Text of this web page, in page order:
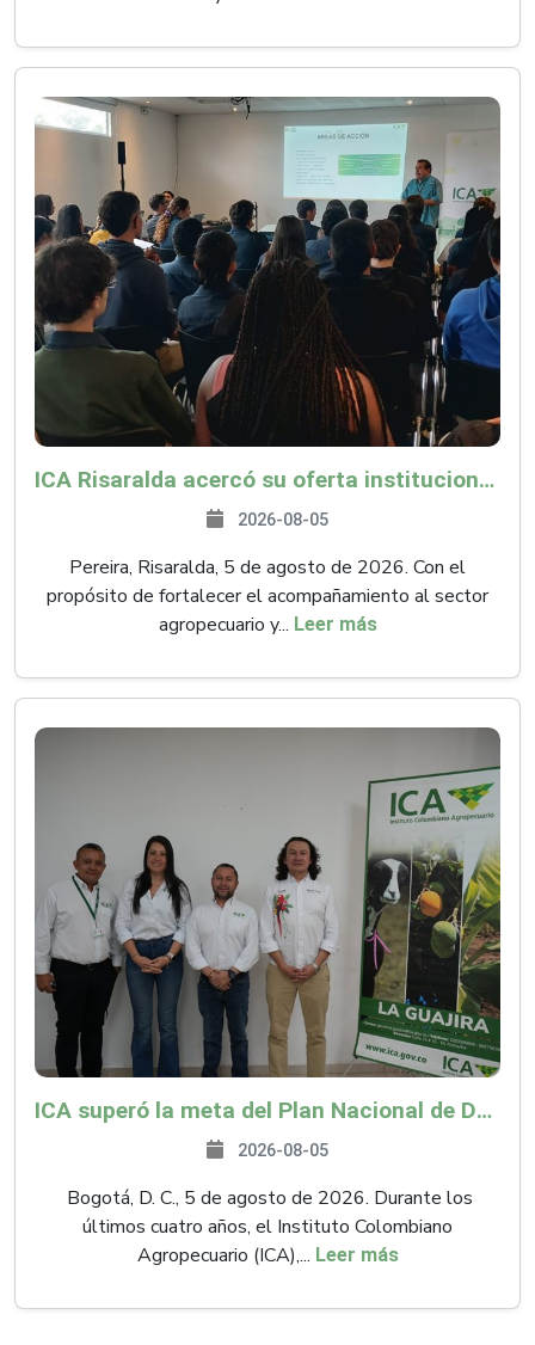
ICA Risaralda acercó su oferta institucional a productores y emprendedores en Expocamello
2026-08-05
Pereira, Risaralda, 5 de agosto de 2026. Con el
propósito de fortalecer el acompañamiento al sector
agropecuario y... Leer más
ICA superó la meta del Plan Nacional de Desarrollo y abrió 61 mercados internacionales
2026-08-05
Bogotá, D. C., 5 de agosto de 2026. Durante los
últimos cuatro años, el Instituto Colombiano
Agropecuario (ICA),... Leer más